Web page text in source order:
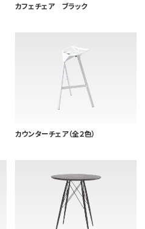
カフェチェア ブラック
カウンターチェア（全２色）